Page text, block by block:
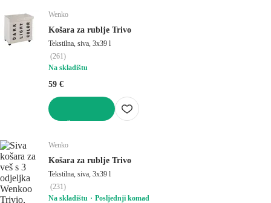
Wenko
Košara za rublje Trivo
Tekstilna, siva, 3x39 l
(261)
Na skladištu
59 €
Wenko
Košara za rublje Trivo
Tekstilna, siva, 3x39 l
(231)
Na skladištu
Posljednji komad